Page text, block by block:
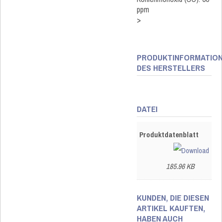
ppm
>
DES HERSTELLERS
DATEI
Produktdatenblatt
185.96 KB
KUNDEN, DIE DIESEN
ARTIKEL KAUFTEN,
HABEN AUCH